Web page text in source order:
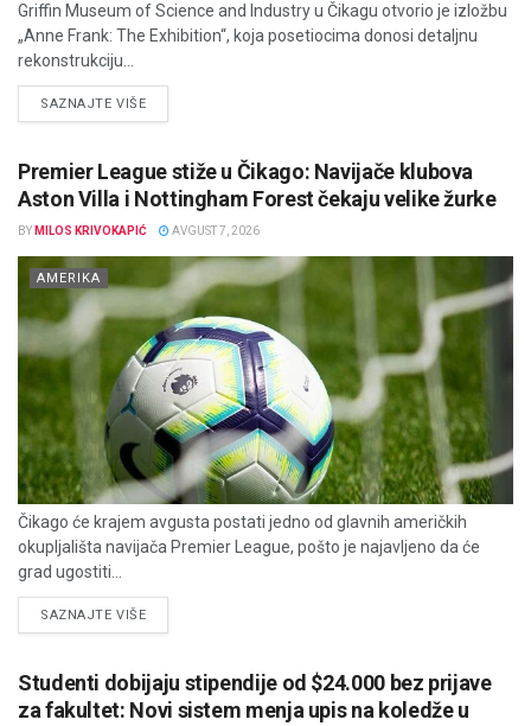
Griffin Museum of Science and Industry u Čikagu otvorio je izložbu
„Anne Frank: The Exhibition“, koja posetiocima donosi detaljnu
rekonstrukciju...
SAZNAJTE VIŠEDETAILS
Premier League stiže u Čikago: Navijače klubova
Aston Villa i Nottingham Forest čekaju velike žurke
BY MILOS KRIVOKAPIĆ AVGUST 7, 2026
AMERIKA
Čikago će krajem avgusta postati jedno od glavnih američkih
okupljališta navijača Premier League, pošto je najavljeno da će
grad ugostiti...
SAZNAJTE VIŠEDETAILS
Studenti dobijaju stipendije od $24.000 bez prijave
za fakultet: Novi sistem menja upis na koledže u